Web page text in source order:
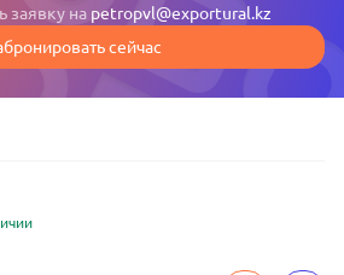
заявку на petropvl@exportural.kz
сейчас